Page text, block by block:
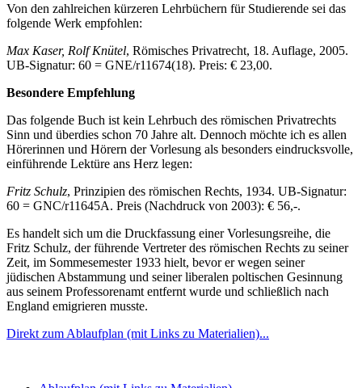
Von den zahlreichen kürzeren Lehrbüchern für Studierende sei das
folgende Werk empfohlen:
Max Kaser, Rolf Knütel, Römisches Privatrecht, 18. Auflage, 2005.
UB-Signatur: 60 = GNE/r11674(18). Preis: € 23,00.
Besondere Empfehlung
Das folgende Buch ist kein Lehrbuch des römischen Privatrechts
Sinn und überdies schon 70 Jahre alt. Dennoch möchte ich es allen
Hörerinnen und Hörern der Vorlesung als besonders eindrucksvolle,
einführende Lektüre ans Herz legen:
Fritz Schulz, Prinzipien des römischen Rechts, 1934. UB-Signatur:
60 = GNC/r11645A. Preis (Nachdruck von 2003): € 56,-.
Es handelt sich um die Druckfassung einer Vorlesungsreihe, die
Fritz Schulz, der führende Vertreter des römischen Rechts zu seiner
Zeit, im Sommesemester 1933 hielt, bevor er wegen seiner
jüdischen Abstammung und seiner liberalen poltischen Gesinnung
aus seinem Professorenamt entfernt wurde und schließlich nach
England emigrieren musste.
Direkt zum Ablaufplan (mit Links zu Materialien)...